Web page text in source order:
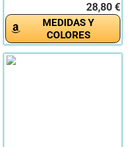
28,80 €
MEDIDAS Y
COLORES